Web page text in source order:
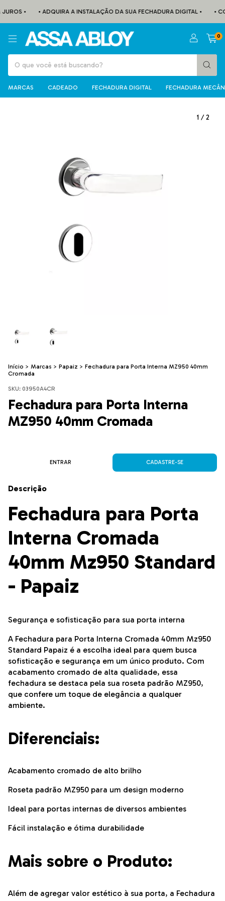
• • ADQUIRA A INSTALAÇÃO DA SUA FECHADURA DIGITAL • •
0
MARCAS CADEADO FECHADURA DIGITAL FECHADURA
1 /2
Início > Marcas > Papaiz > Fechadura para Porta Interna MZ950 40mm
Cromada
SKU: 03950A4CR
Fechadura para Porta Interna
MZ950 40mm Cromada
ENTRAR CADASTRE-SE
Descrição
Fechadura para Porta
Interna Cromada
40mm Mz950 Standard
- Papaiz
Segurança e sofisticação para sua porta interna
A Fechadura para Porta Interna Cromada 40mm Mz950
Standard Papaiz é a escolha ideal para quem busca
sofisticação e segurança em um único produto. Com
acabamento cromado de alta qualidade, essa
fechadura se destaca pela sua roseta padrão MZ950,
que confere um toque de elegância a qualquer
ambiente.
Diferenciais:
Acabamento cromado de alto brilho
Roseta padrão MZ950 para um design moderno
Ideal para portas internas de diversos ambientes
Fácil instalação e ótima durabilidade
Mais sobre o Produto:
Além de agregar valor estético à sua porta, a Fechadura